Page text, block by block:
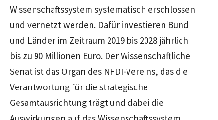
Wissenschaftssystem systematisch erschlossen
und vernetzt werden. Dafür investieren Bund
und Länder im Zeitraum 2019 bis 2028 jährlich
bis zu 90 Millionen Euro. Der Wissenschaftliche
Senat ist das Organ des NFDI-Vereins, das die
Verantwortung für die strategische
Gesamtausrichtung trägt und dabei die